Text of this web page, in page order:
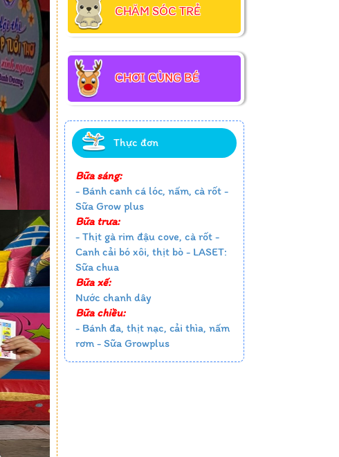
CHĂM SÓC TRẺ
CHƠI CÙNG BÉ
Thực đơn
Bữa sáng:
- Bánh canh cá lóc, nấm, cà rốt -
Sữa Grow plus
Bữa trưa:
- Thịt gà rim đậu cove, cà rốt -
Canh cải bó xôi, thịt bò - LASET:
Sữa chua
Bữa xế:
Nước chanh dây
Bữa chiều:
- Bánh đa, thịt nạc, cải thìa, nấm
rơm - Sữa Growplus